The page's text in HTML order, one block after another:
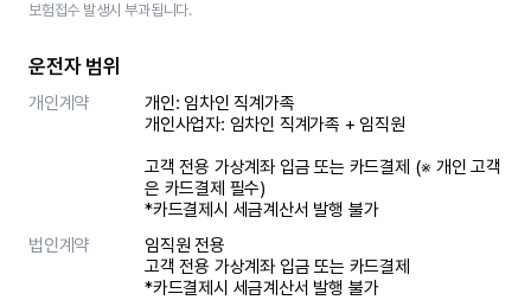
보험접수 발생시 부과됩니다.
운전자 범위
개인계약
개인: 임차인 직계가족
개인사업자: 임차인 직계가족 + 임직원
고객 전용 가상계좌 입금 또는 카드결제 (※ 개인 고객
은 카드결제 필수)
*카드결제시 세금계산서 발행 불가
법인계약
임직원 전용
고객 전용 가상계좌 입금 또는 카드결제
*카드결제시 세금계산서 발행 불가